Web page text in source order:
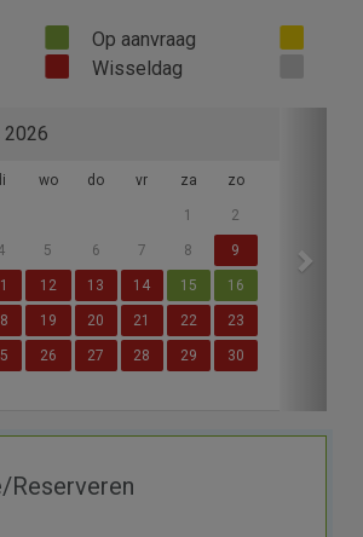
Op aanvraag
Wisseldag
2026
wo do vr za zo
1 2
5 6 7 8 9
12 13 14 15 16
19 20 21 22 23
26 27 28 29 30
Reserveren